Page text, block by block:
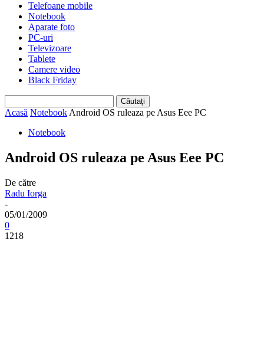
Telefoane mobile
Notebook
Aparate foto
PC-uri
Televizoare
Tablete
Camere video
Black Friday
Acasă Notebook Android OS ruleaza pe Asus Eee PC
Notebook
Android OS ruleaza pe Asus Eee PC
De către
Radu Iorga
-
05/01/2009
0
1218